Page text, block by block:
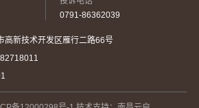
0791-86362039
高新技术开发区雁行二路66号